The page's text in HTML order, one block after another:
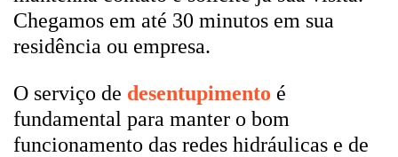
Chegamos em até 30 minutos em sua
residência ou empresa.
O serviço de desentupimento é
fundamental para manter o bom
funcionamento das redes hidráulicas e de